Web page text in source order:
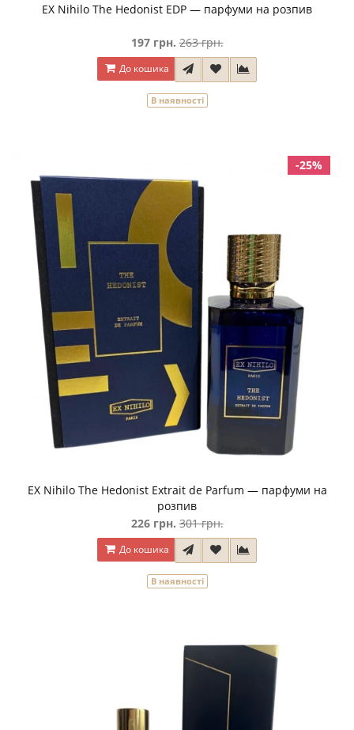
EX Nihilo The Hedonist EDP — парфуми на розпив
197 грн. 263 грн.
До кошика
В наявності
-25%
EX Nihilo The Hedonist Extrait de Parfum — парфуми на
розпив
226 грн. 301 грн.
До кошика
В наявності